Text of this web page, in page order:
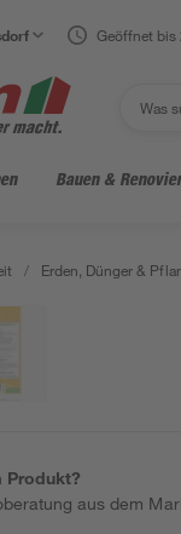
Geöffnet
Bauen &
/ Erden, Dünger &
Produkt?
aus dem